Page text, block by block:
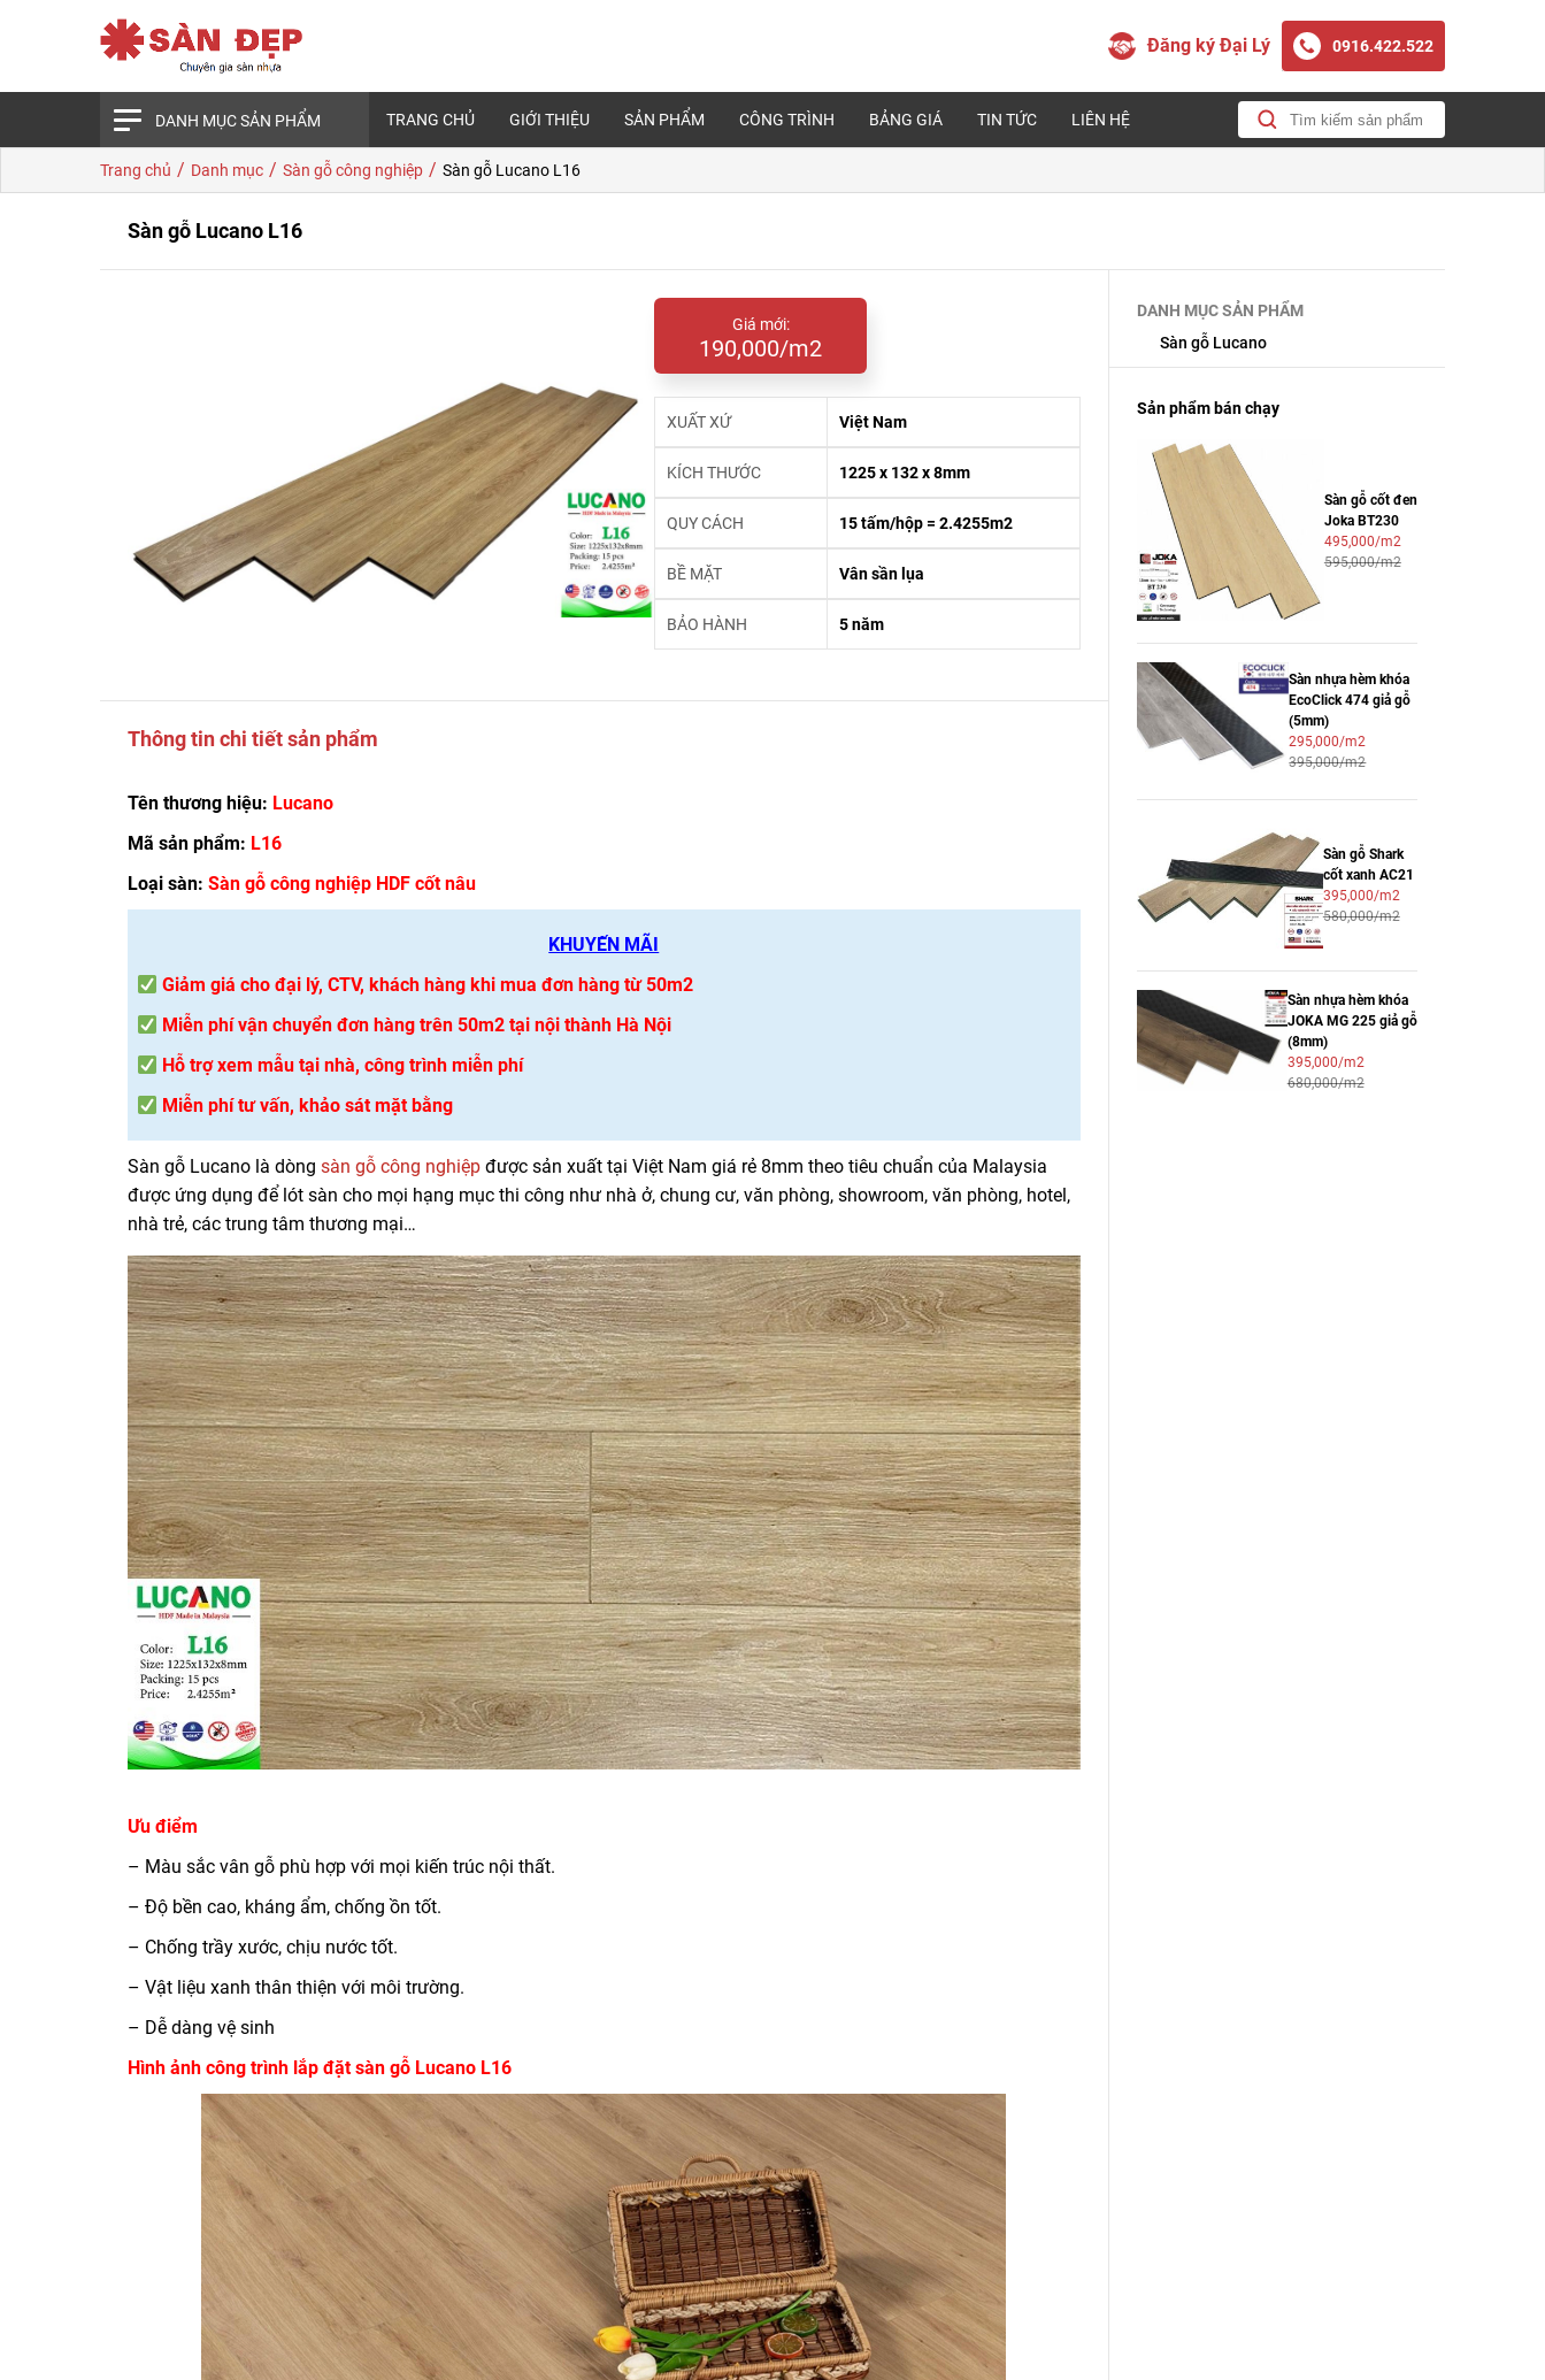
Đăng ký Đại Lý 0916.422.522
DANH MỤC SẢN PHẨM TRANG CHỦ GIỚI THIỆU SẢN PHẨM CÔNG TRÌNH BẢNG GIÁ TIN TỨC LIÊN HỆ
Trang chủ / Danh mục / Sàn gỗ công nghiệp / Sàn gỗ Lucano L16
Sàn gỗ Lucano L16
Giá mới:
190,000/m2
XUẤT XỨ Việt Nam
KÍCH THƯỚC 1225 x 132 x 8mm
QUY CÁCH 15 tấm/hộp = 2.4255m2
BỀ MẶT Vân sần lụa
BẢO HÀNH 5 năm
Thông tin chi tiết sản phẩm
Tên thương hiệu: Lucano
Mã sản phẩm: L16
Loại sàn: Sàn gỗ công nghiệp HDF cốt nâu
KHUYẾN MÃI
Giảm giá cho đại lý, CTV, khách hàng khi mua đơn hàng từ 50m2
Miễn phí vận chuyển đơn hàng trên 50m2 tại nội thành Hà Nội
Hỗ trợ xem mẫu tại nhà, công trình miễn phí
Miễn phí tư vấn, khảo sát mặt bằng
Sàn gỗ Lucano là dòng sàn gỗ công nghiệp được sản xuất tại Việt Nam giá rẻ 8mm theo tiêu chuẩn của Malaysia
được ứng dụng để lót sàn cho mọi hạng mục thi công như nhà ở, chung cư, văn phòng, showroom, văn phòng, hotel,
nhà trẻ, các trung tâm thương mại…
Ưu điểm
– Màu sắc vân gỗ phù hợp với mọi kiến trúc nội thất.
– Độ bền cao, kháng ẩm, chống ồn tốt.
– Chống trầy xước, chịu nước tốt.
– Vật liệu xanh thân thiện với môi trường.
– Dễ dàng vệ sinh
Hình ảnh công trình lắp đặt sàn gỗ Lucano L16
DANH MỤC SẢN PHẨM
Sàn gỗ Lucano
Sản phẩm bán chạy
Sàn gỗ cốt đen
Joka BT230
495,000/m2
595,000/m2
Sàn nhựa hèm khóa
EcoClick 474 giả gỗ
(5mm)
295,000/m2
395,000/m2
Sàn gỗ Shark
cốt xanh AC21
395,000/m2
580,000/m2
Sàn nhựa hèm khóa
JOKA MG 225 giả gỗ
(8mm)
395,000/m2
680,000/m2